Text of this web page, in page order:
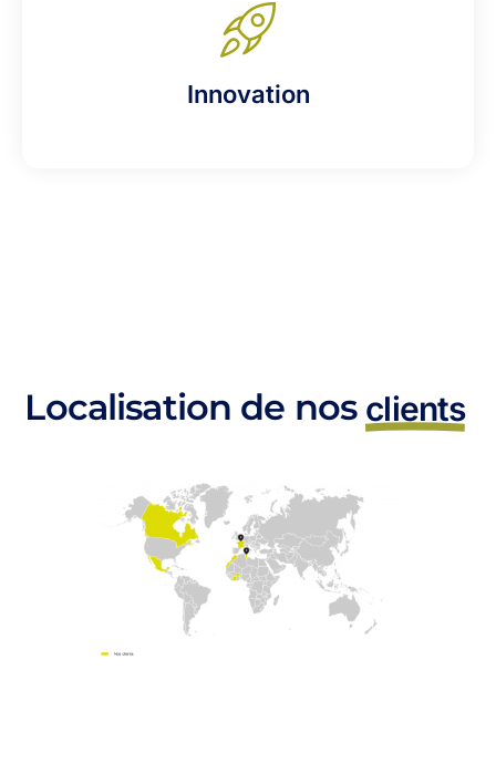
Innovation
Localisation de nos clients